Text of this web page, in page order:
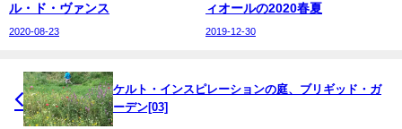
ル・ド・ヴァンス
2020-08-23
ィオールの2020春夏
2019-12-30
ケルト・インスピレーションの庭、ブリギッド・ガ
ーデン[03]